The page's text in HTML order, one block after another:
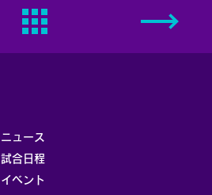
ニュース
試合日程
イベント